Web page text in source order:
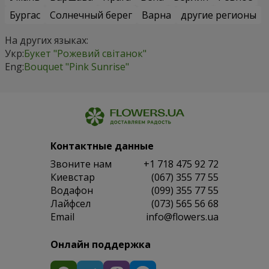
Бургас
Солнечный берег Варна
другие регионы
На других языках:
Укр:Букет "Рожевий світанок"
Eng:Bouquet "Pink Sunrise"
Контактные данные
Звоните нам
+1 718 475 92 72
Киевстар
(067) 355 77 55
Водафон
(099) 355 77 55
Лайфсел
(073) 565 56 68
Email
info@flowers.ua
Онлайн поддержка